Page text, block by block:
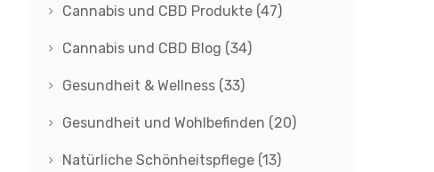
Cannabis und CBD Produkte (47)
Cannabis und CBD Blog (34)
Gesundheit & Wellness (33)
Gesundheit und Wohlbefinden (20)
Natürliche Schönheitspflege (13)